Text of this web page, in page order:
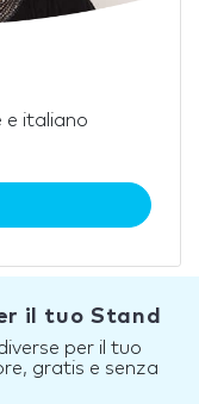
e italiano
il tuo Stand
per il tuo
gratis e senza